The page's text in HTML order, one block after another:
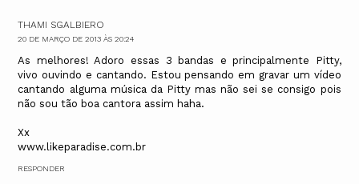
THAMI SGALBIERO
20 DE MARÇO DE 2013 ÀS 20:24
As melhores! Adoro essas 3 bandas e principalmente Pitty,
vivo ouvindo e cantando. Estou pensando em gravar um vídeo
cantando alguma música da Pitty mas não sei se consigo pois
não sou tão boa cantora assim haha.
Xx
www.likeparadise.com.br
RESPONDER